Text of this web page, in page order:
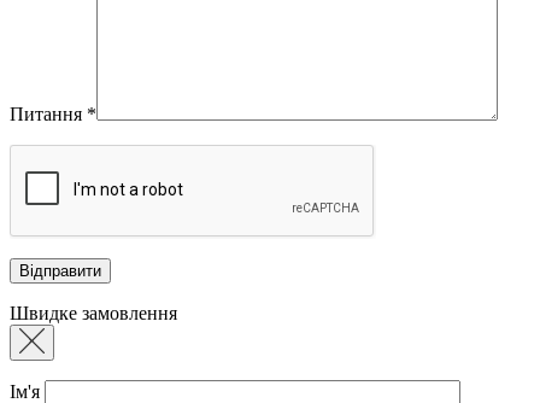
Питання *
Швидке замовлення
Ім'я